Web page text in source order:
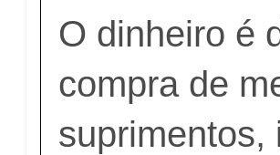
O dinheiro é
compra de
suprimentos,